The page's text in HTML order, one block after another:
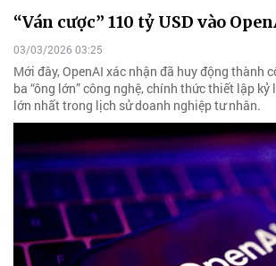
“Ván cược” 110 tỷ USD vào
03/03/2026 03:25
Mới đây, OpenAI xác nhận đã huy động thành
ba “ông lớn” công nghệ, chính thức thiết lập kỷ
lớn nhất trong lịch sử doanh nghiệp tư nhân.